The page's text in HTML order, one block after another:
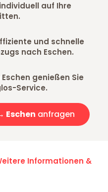
auf Ihre
und schnelle
nach Eschen.
genießen Sie
Service.
Eschen anfragen
Informationen &